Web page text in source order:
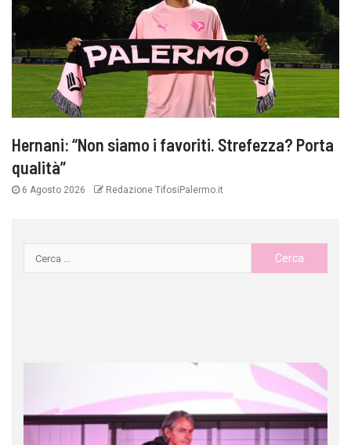
Hernani: “Non siamo i favoriti. Strefezza? Porta
qualità”
6 Agosto 2026 Redazione TifosiPalermo.it